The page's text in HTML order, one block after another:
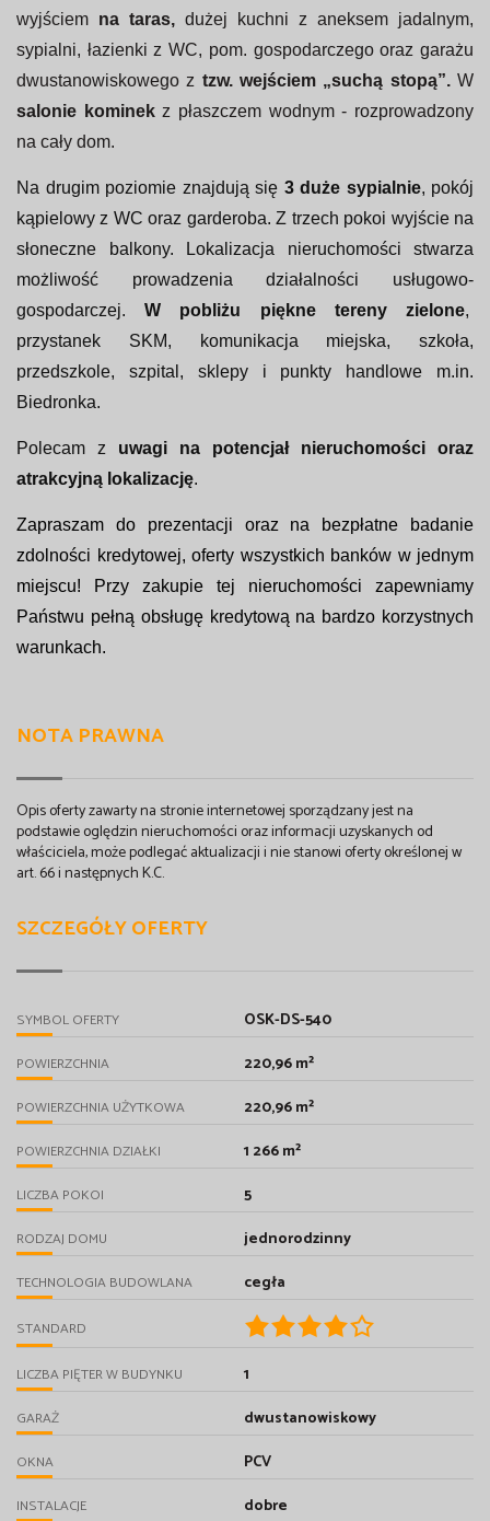
wyjściem na taras, dużej kuchni z aneksem jadalnym,
sypialni, łazienki z WC, pom. gospodarczego oraz garażu
dwustanowiskowego z tzw. wejściem „suchą stopą”.W
salonie kominekz płaszczem wodnym - rozprowadzony
na cały dom.
Na drugim poziomie znajdują się 3 duże sypialnie, pokój
kąpielowy z WC oraz garderoba. Z trzech pokoi wyjście na
słoneczne balkony. Lokalizacja nieruchomości stwarza
możliwość prowadzenia działalności usługowo-
gospodarczej. W pobliżu piękne tereny zielone,
przystanek SKM, komunikacja miejska, szkoła,
przedszkole, szpital, sklepy i punkty handlowe m.in.
Biedronka.
Polecam z uwagi na potencjał nieruchomości oraz
atrakcyjną lokalizację.
Zapraszam do prezentacji oraz na bezpłatne badanie
zdolności kredytowej, oferty wszystkich banków w jednym
miejscu! Przy zakupie tej nieruchomości zapewniamy
Państwu pełną obsługę kredytową na bardzo korzystnych
warunkach.
NOTA PRAWNA
Opis oferty zawarty na stronie internetowej sporządzany jest na
podstawie oględzin nieruchomości oraz informacji uzyskanych od
właściciela, może podlegać aktualizacji i nie stanowi oferty określonej w
art. 66 i następnych K.C.
SZCZEGÓŁY OFERTY
SYMBOL OFERTY OSK-DS-540
POWIERZCHNIA 220,96 m²
POWIERZCHNIA UŻYTKOWA 220,96 m²
POWIERZCHNIA DZIAŁKI 1 266 m²
LICZBA POKOI 5
RODZAJ DOMU jednorodzinny
TECHNOLOGIA BUDOWLANA cegła
STANDARD
LICZBA PIĘTER W BUDYNKU 1
GARAŻ dwustanowiskowy
OKNA PCV
INSTALACJE dobre